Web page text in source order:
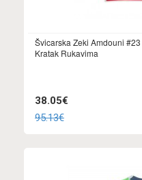
Švicarska Zeki Amdouni
Kratak Rukavima
38.05€
95.13€